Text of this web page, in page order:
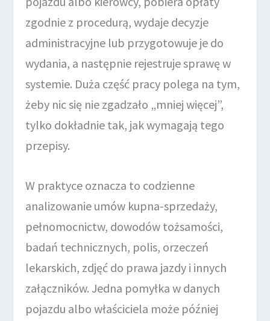
zgodnie z procedurą, wydaje decyzje
administracyjne lub przygotowuje je do
wydania, a następnie rejestruje sprawę w
systemie. Duża część pracy polega na tym,
żeby nic się nie zgadzało „mniej więcej”,
tylko dokładnie tak, jak wymagają tego
przepisy.
W praktyce oznacza to codzienne
analizowanie umów kupna-sprzedaży,
pełnomocnictw, dowodów tożsamości,
badań technicznych, polis, orzeczeń
lekarskich, zdjęć do prawa jazdy i innych
załączników. Jedna pomyłka w danych
pojazdu albo właściciela może później